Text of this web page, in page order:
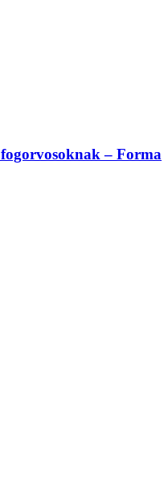
– Forma